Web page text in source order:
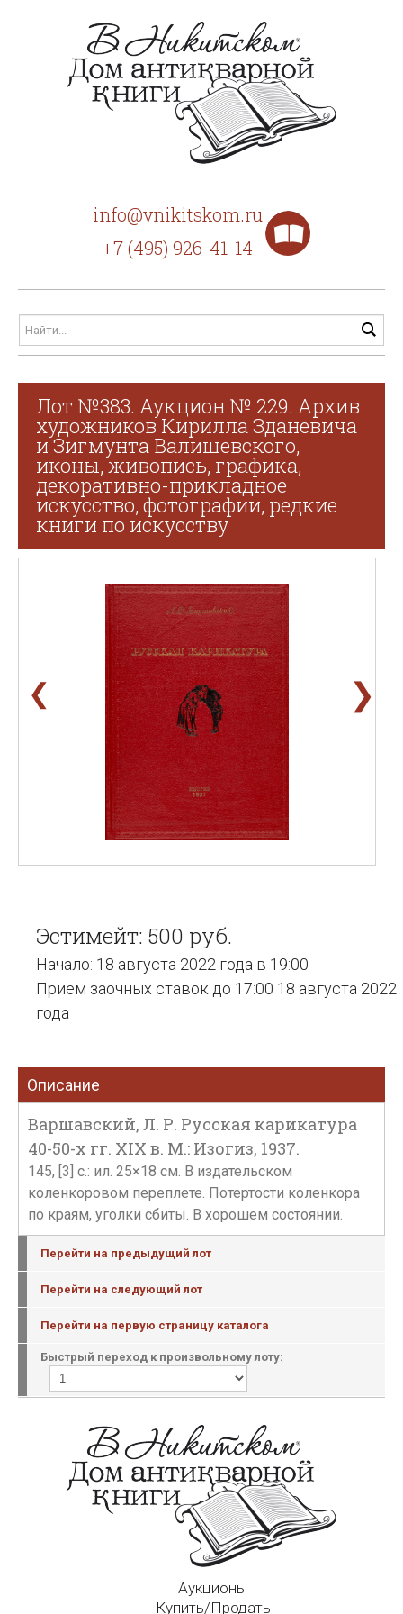
info@vnikitskom.ru
+7 (495) 926-41-14
Лот №383. Аукцион № 229. Архив
художников Кирилла Зданевича
и Зигмунта Валишевского,
иконы, живопись, графика,
декоративно-прикладное
искусство, фотографии, редкие
книги по искусству
❮ ❯
Эстимейт: 500 руб.
Начало: 18 августа 2022 года в 19:00
Прием заочных ставок до 17:00 18 августа 2022
года
Описание
Варшавский, Л. Р. Русская карикатура
40-50-х гг. XIX в. М.: Изогиз, 1937.
145, [3] c.: ил. 25×18 см. В издательском
коленкоровом переплете. Потертости коленкора
по краям, уголки сбиты. В хорошем состоянии.
Перейти на предыдущий лот
Перейти на следующий лот
Перейти на первую страницу каталога
Быстрый переход к произвольному лоту:
Аукционы
Купить/Продать